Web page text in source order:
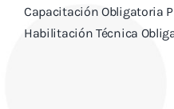
Capacitación Obligatoria
Habilitación Técnica